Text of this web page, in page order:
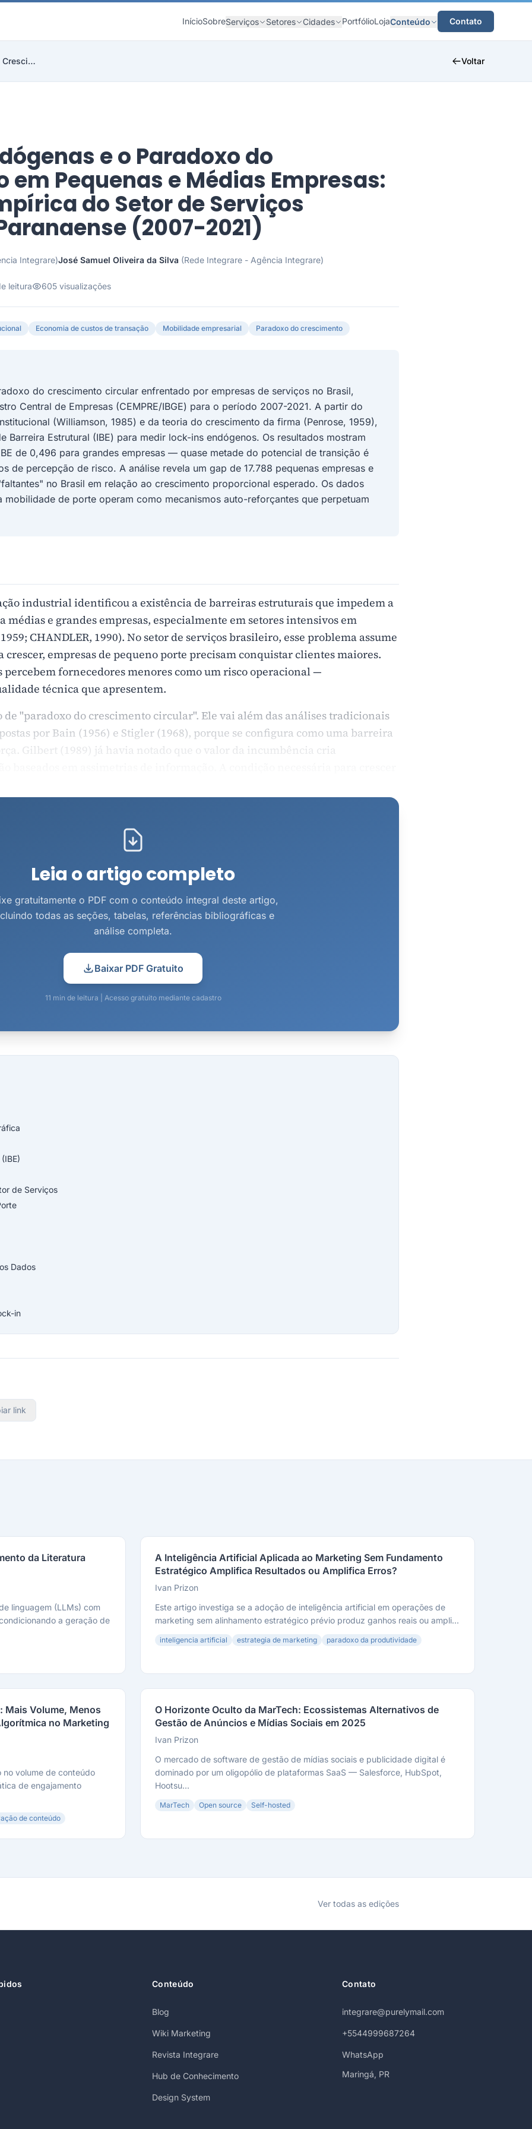
InícioSobreServiços Setores Cidades PortfólioLojaConteúdo Contato
Barreiras Endógenas e o Paradoxo do Crescimento em... Voltar
e o Paradoxo do
em Pequenas e Médias Empresas:
do Setor de Serviços
(2007-2021)
Integrare)José Samuel Oliveira da Silva (Rede Integrare - Agência Integrare)
leitura 605 visualizações
Economia de custos de transação Mobilidade empresarial Paradoxo do crescimento
do crescimento circular enfrentado por empresas de serviços no Brasil,
Central de Empresas (CEMPRE/IBGE) para o período 2007-2021. A partir do
(Williamson, 1985) e da teoria do crescimento da firma (Penrose, 1959),
Barreira Estrutural (IBE) para medir lock-ins endógenos. Os resultados mostram
de 0,496 para grandes empresas — quase metade do potencial de transição é
de percepção de risco. A análise revela um gap de 17.788 pequenas empresas e
no Brasil em relação ao crescimento proporcional esperado. Os dados
mobilidade de porte operam como mecanismos auto-reforçantes que perpetuam
industrial identificou a existência de barreiras estruturais que impedem a
médias e grandes empresas, especialmente em setores intensivos em
CHANDLER, 1990). No setor de serviços brasileiro, esse problema assume
empresas de pequeno porte precisam conquistar clientes maiores.
percebem fornecedores menores como um risco operacional —
técnica que apresentem.
de "paradoxo do crescimento circular". Ele vai além das análises tradicionais
por Bain (1956) e Stigler (1968), porque se configura como uma barreira
Gilbert (1989) já havia notado que o valor da incumbência cria
Leia o artigo completo
gratuitamente o PDF com o conteúdo integral deste artigo,
todas as seções, tabelas, referências bibliográficas e
análise completa.
Baixar PDF Gratuito
11 min de leitura | Acesso gratuito mediante cadastro
de Serviços
Dados
in
link
da Literatura
linguagem (LLMs) com
a geração de
A Inteligência Artificial Aplicada ao Marketing Sem Fundamento
Estratégico Amplifica Resultados ou Amplifica Erros?
Ivan Prizon
Este artigo investiga se a adoção de inteligência artificial em operações de
marketing sem alinhamento estratégico prévio produz ganhos reais ou ampli...
inteligencia artificial estrategia de marketing paradoxo da produtividade
Mais Volume, Menos
no Marketing
no volume de conteúdo
de engajamento
de conteúdo
O Horizonte Oculto da MarTech: Ecossistemas Alternativos de
Gestão de Anúncios e Mídias Sociais em 2025
Ivan Prizon
O mercado de software de gestão de mídias sociais e publicidade digital é
dominado por um oligopólio de plataformas SaaS — Salesforce, HubSpot,
Hootsu...
MarTech Open source Self-hosted
Ver todas as edições
Conteúdo
Blog
Wiki Marketing
Revista Integrare
Hub de Conhecimento
Design System
Contato
integrare@purelymail.com
+5544999687264
WhatsApp
Maringá, PR